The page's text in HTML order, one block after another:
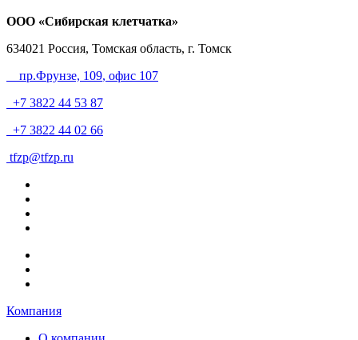
ООО «Сибирская клетчатка»
634021 Россия, Томская область, г. Томск
пр.Фрунзе, 109, офис 107
+7 3822 44 53 87
+7 3822 44 02 66
tfzp@tfzp.ru
Компания